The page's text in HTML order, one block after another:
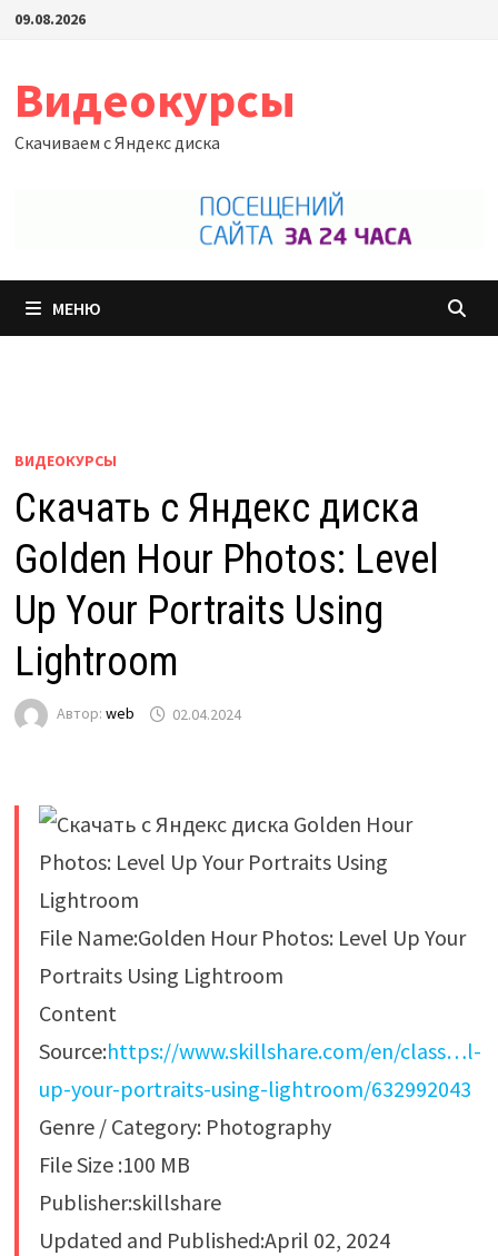
Перейти
09.08.2026
Видеокурсы
Скачиваем с Яндекс диска
МЕНЮ
ВИДЕОКУРСЫ
Скачать с Яндекс диска
Golden Hour Photos: Level
Up Your Portraits Using
Lightroom
Автор: web 02.04.2024
File Name:Golden Hour Photos: Level Up Your
Portraits Using Lightroom
Content
Source:https://www.skillshare.com/en/class…l-
up-your-portraits-using-lightroom/632992043
Genre / Category: Photography
File Size :100 MB
Publisher:skillshare
Updated and Published:April 02, 2024